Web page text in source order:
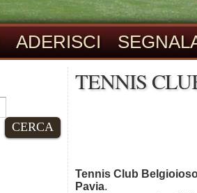
ADERISCI
CERCA
TENNIS
Tennis Club
Pavia.